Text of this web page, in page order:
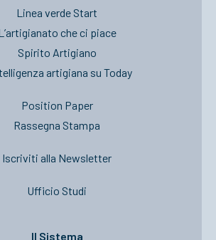
Linea verde Start
che ci piace
Spirito Artigiano
artigiana su Today
Position Paper
Rassegna Stampa
Iscriviti alla Newsletter
Ufficio Studi
Il Sistema